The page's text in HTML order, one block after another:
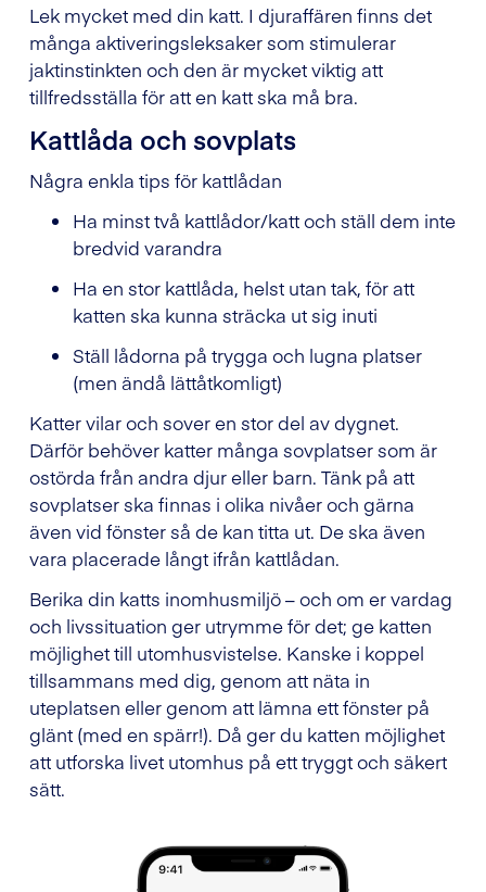
Lek mycket med din katt. I djuraffären finns det
många aktiveringsleksaker som stimulerar
jaktinstinkten och den är mycket viktig att
tillfredsställa för att en katt ska må bra.
Kattlåda och sovplats
Några enkla tips för kattlådan
Ha minst två kattlådor/katt och ställ dem inte
bredvid varandra
Ha en stor kattlåda, helst utan tak, för att
katten ska kunna sträcka ut sig inuti
Ställ lådorna på trygga och lugna platser
(men ändå lättåtkomligt)
Katter vilar och sover en stor del av dygnet.
Därför behöver katter många sovplatser som är
ostörda från andra djur eller barn. Tänk på att
sovplatser ska finnas i olika nivåer och gärna
även vid fönster så de kan titta ut. De ska även
vara placerade långt ifrån kattlådan.
Berika din katts inomhusmiljö – och om er vardag
och livssituation ger utrymme för det; ge katten
möjlighet till utomhusvistelse. Kanske i koppel
tillsammans med dig, genom att näta in
uteplatsen eller genom att lämna ett fönster på
glänt (med en spärr!). Då ger du katten möjlighet
att utforska livet utomhus på ett tryggt och säkert
sätt.